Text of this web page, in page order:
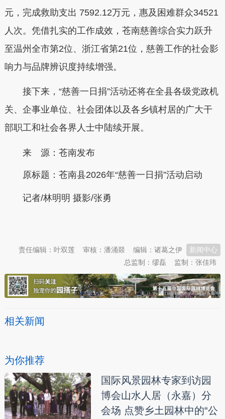
元，完成救助支出 7592.12万元，惠及困难群众34521
人次。凭借扎实的工作成效，苍南慈善综合实力跃升
至温州全市第2位、浙江省第21位，慈善工作的社会影
响力与品牌辨识度持续增强。
接下来，“慈善一日捐”活动还将在全县各级党政机
关、企事业单位、社会团体以及各乡镇村居的广大干
部职工和社会各界人士中陆续开展。
来 源：苍南发布
原标题： 苍南县2026年“慈善一日捐”活动启动
记者/林明明 摄影/张勇
新闻中心
编辑：诸葛之伊
审核：潘涌燚
责任编辑：叶双莲
监制：张佳玮
总监制：缪磊
相关新闻
为你推荐
国际风景园林专家到访园
博会山水人居（永嘉）分
会场 点赞乡土园林中的“公